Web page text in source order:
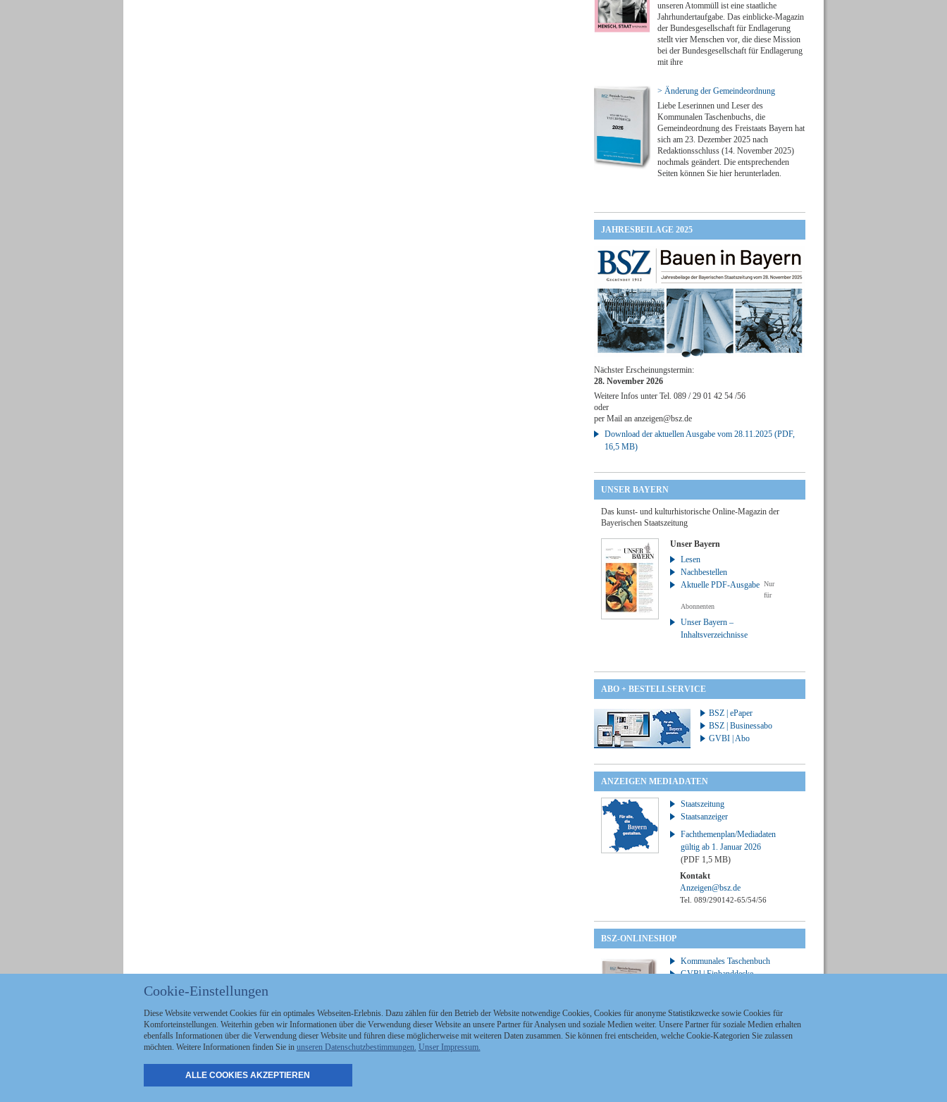
unseren Atommüll ist eine staatliche
Jahrhundertaufgabe. Das einblicke-Magazin
der Bundesgesellschaft für Endlagerung
stellt vier Menschen vor, die diese Mission
bei der Bundesgesellschaft für Endlagerung
mit ihre
> Änderung der Gemeindeordnung
Liebe Leserinnen und Leser des
Kommunalen Taschenbuchs, die
Gemeindeordnung des Freistaats Bayern hat
sich am 23. Dezember 2025 nach
Redaktionsschluss (14. November 2025)
nochmals geändert. Die entsprechenden
Seiten können Sie hier herunterladen.
JAHRESBEILAGE 2025
Nächster Erscheinungstermin:
28. November 2026
Weitere Infos unter Tel. 089 / 29 01 42 54 /56
oder
per Mail an anzeigen@bsz.de
Download der aktuellen Ausgabe vom 28.11.2025 (PDF,
16,5 MB)
UNSER BAYERN
Das kunst- und kulturhistorische Online-Magazin der
Bayerischen Staatszeitung
Unser Bayern
Lesen
Nachbestellen
Aktuelle PDF-Ausgabe Nur
für
Abonnenten
Unser Bayern –
Inhaltsverzeichnisse
ABO + BESTELLSERVICE
BSZ | ePaper
BSZ | Businessabo
GVBI | Abo
ANZEIGEN MEDIADATEN
Staatszeitung
Staatsanzeiger
Fachthemenplan/Mediadaten
gültig ab 1. Januar 2026
(PDF 1,5 MB)
Kontakt
Anzeigen@bsz.de
Tel. 089/290142-65/54/56
BSZ-ONLINESHOP
Kommunales Taschenbuch
GVBl | Einbanddecke
Politik
Stellenmarkt
Anzeigen Staatszeitung
Cookie-Einstellungen
Diese Website verwendet Cookies für ein optimales Webseiten-Erlebnis. Dazu zählen für den Betrieb der Website notwendige Cookies, Cookies für anonyme Statistikzwecke sowie Cookies für
Komforteinstellungen. Weiterhin geben wir Informationen über die Verwendung dieser Website an unsere Partner für Analysen und soziale Medien weiter. Unsere Partner für soziale Medien erhalten
ebenfalls Informationen über die Verwendung dieser Website und führen diese möglicherweise mit weiteren Daten zusammen. Sie können frei entscheiden, welche Cookie-Kategorien Sie zulassen
möchten. Weitere Informationen finden Sie in unseren Datenschutzbestimmungen. Unser Impressum.
ALLE COOKIES AKZEPTIEREN